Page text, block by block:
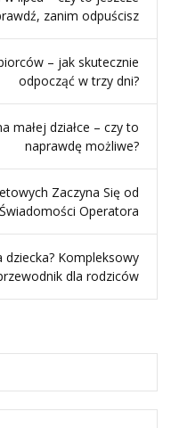
zanim odpuścisz
– jak skutecznie
odpocząć w trzy dni?
małej działce – czy to
naprawdę możliwe?
Zaczyna Się od
Świadomości Operatora
dziecka? Kompleksowy
dla rodziców